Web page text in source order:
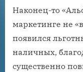
Наконец-то
маркетинге не
появился
наличных,
существенно